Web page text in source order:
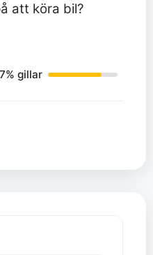
att köra bil?
gillar